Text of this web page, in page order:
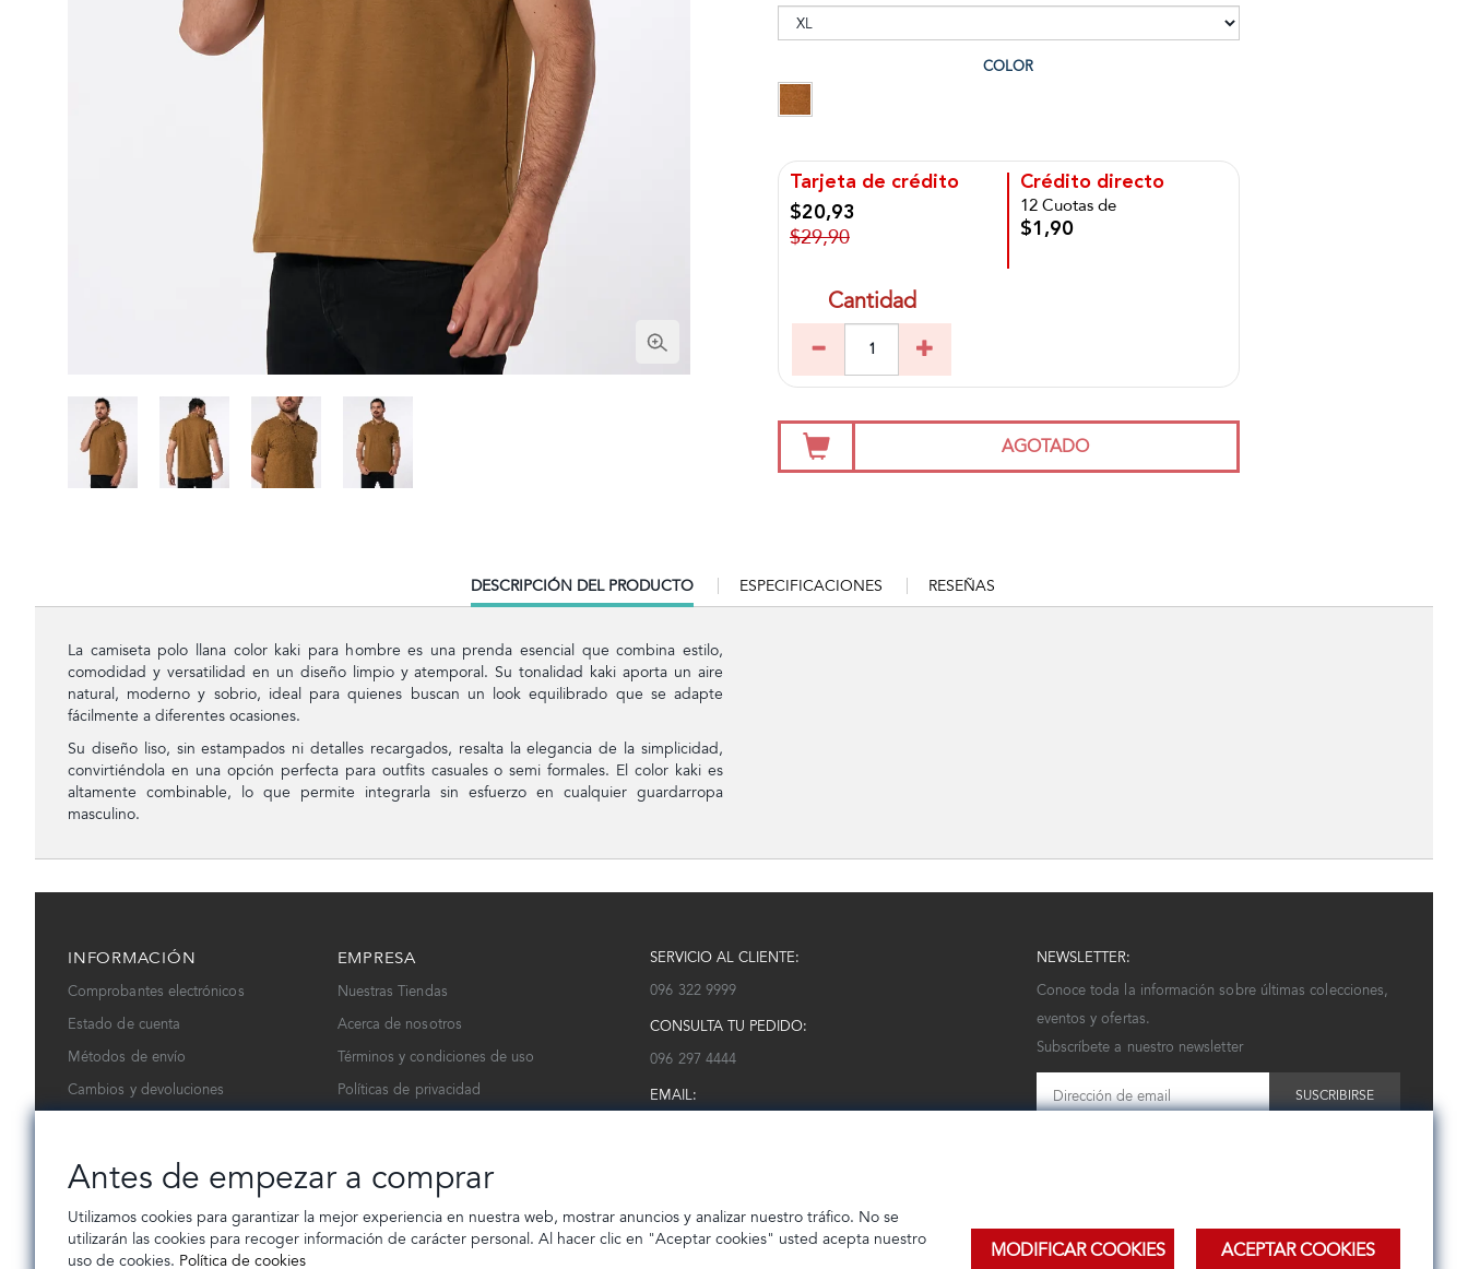
COLOR
Tarjeta de crédito
$20,93
$29,90
Crédito directo
12 Cuotas de
$1,90
Cantidad
AGOTADO
CURRENT
TAB:
DESCRIPCIÓN DEL PRODUCTO ESPECIFICACIONES RESEÑAS
La camiseta polo llana color kaki para hombre es una prenda esencial que combina estilo,
comodidad y versatilidad en un diseño limpio y atemporal. Su tonalidad kaki aporta un aire
natural, moderno y sobrio, ideal para quienes buscan un look equilibrado que se adapte
fácilmente a diferentes ocasiones.
Su diseño liso, sin estampados ni detalles recargados, resalta la elegancia de la simplicidad,
convirtiéndola en una opción perfecta para outfits casuales o semi formales. El color kaki es
altamente combinable, lo que permite integrarla sin esfuerzo en cualquier guardarropa
masculino.
INFORMACIÓN
Comprobantes electrónicos
Estado de cuenta
Métodos de envío
Cambios y devoluciones
EMPRESA
Nuestras Tiendas
Acerca de nosotros
Términos y condiciones de uso
Políticas de privacidad
SERVICIO AL CLIENTE:
096 322 9999
CONSULTA TU PEDIDO:
096 297 4444
EMAIL:
NEWSLETTER:
Conoce toda la información sobre últimas colecciones,
eventos y ofertas.
Subscríbete a nuestro newsletter
SUSCRIBIRSE
Antes de empezar a comprar
Utilizamos cookies para garantizar la mejor experiencia en nuestra web, mostrar anuncios y analizar nuestro tráfico. No se
utilizarán las cookies para recoger información de carácter personal. Al hacer clic en "Aceptar cookies" usted acepta nuestro
uso de cookies. Política de cookies MODIFICAR COOKIES ACEPTAR COOKIES